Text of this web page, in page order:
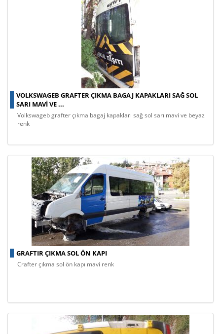
VOLKSWAGEB GRAFTER ÇIKMA BAGAJ KAPAKLARI SAĞ SOL
SARI MAVI VE ...
volkswageb grafter çıkma bagaj kapakları sağ sol sarı mavi ve beyaz
renk
GRAFTIR ÇIKMA SOL ÖN KAPI
crafter çıkma sol ön kapı mavi renk